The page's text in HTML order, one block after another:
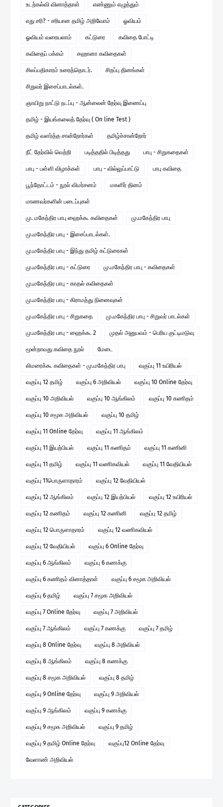
உடற்கல்வி வினாத்தாள் எண்ணும் எழுத்தும்
எது சரி? - சரியான தமிழ் அறிவோம் ஓவியம்
ஓவியம் வரையலாம் கட்டுரை கவிதை போட்டி
கவிதைப் பக்கம் சஹானா கவிதைகள்
சிலப்பதிகாரம் உரைத்தொடர். சிறப்பு தினங்கள்
சிறுவர் இசைப்பாடல்கள்.
ஞாயிறு நாட்டு நடப்பு - ஆன்லைன் தேர்வு இணைப்பு
தமிழ் - இயங்கலைத் தேர்வு ( On line Test )
தமிழ் வளர்த்த சான்றோர்கள் தமிழ்ச்சான்றோர்
நீட் தேர்வில் வெற்றி படித்ததில் பிடித்தது பாபு - சிறுகதைகள்
பாபு - பள்ளி விழாக்கள் பாபு - வில்லுப்பாட்டு பாபு கவிதை
பூந்தோட்டம் - நூல் விமர்சனம் மகளிர் தினம்
மாணவர்களின் படைப்புகள்
மு. மகேந்திர பாபு ஹைக்கூ கவிதைகள் மு.மகேந்திர பாபு
மு.மகேந்திர பாபு - இசைப்பாடல்கள்.
மு.மகேந்திர பாபு - இந்து தமிழ் கட்டுரைகள்
மு.மகேந்திர பாபு - கட்டுரை மு.மகேந்திர பாபு - கவிதைகள்
மு.மகேந்திர பாபு - காதல் கவிதைகள்
மு.மகேந்திர பாபு - கிராமத்து நினைவுகள்
மு.மகேந்திர பாபு - சிறுகதை மு.மகேந்திர பாபு - சிறுவர் பாடல்கள்
மு.மகேந்திர பாபு - ஹைக்கூ 2 முதல் அனுபவம் - பெரிய குட்டிமடுவு
மூன்றாவது கவிதை நூல் மேடை
லிமரைக்கூ கவிதைகள் - மு.மகேந்திர பாபு வகுப்பு 11 உயிரியல்
வகுப்பு 12 தமிழ் வகுப்பு 6 அறிவியல் வகுப்பு 10 Online தேர்வு
வகுப்பு 10 அறிவியல் வகுப்பு 10 ஆங்கிலம் வகுப்பு 10 கணிதம்
வகுப்பு 10 சமூக அறிவியல் வகுப்பு 10 தமிழ்
வகுப்பு 11 Online தேர்வு வகுப்பு 11 ஆங்கிலம்
வகுப்பு 11 இயற்பியல் வகுப்பு 11 கணிதம் வகுப்பு 11 கணினி
வகுப்பு 11 தமிழ் வகுப்பு 11 வணிகவியல் வகுப்பு 11 வேதியியல்
வகுப்பு 11பொருளாதாரம் வகுப்பு 12 வேதியியல்
வகுப்பு 12 ஆங்கிலம் வகுப்பு 12 இயற்பியல் வகுப்பு 12 உயிரியல்
வகுப்பு 12 கணிதம் வகுப்பு 12 கணினி வகுப்பு 12 தமிழ்
வகுப்பு 12 பொருளாதாரம் வகுப்பு 12 வணிகவியல்
வகுப்பு 12 வேதியியல் வகுப்பு 6 Online தேர்வு
வகுப்பு 6 ஆங்கிலம் வகுப்பு 6 கணக்கு
வகுப்பு 6 கணிதம் வினாத்தாள் வகுப்பு 6 சமூக அறிவியல்
வகுப்பு 6 தமிழ் வகுப்பு 7 சமூக அறிவியல்
வகுப்பு 7 Online தேர்வு வகுப்பு 7 அறிவியல்
வகுப்பு 7 ஆங்கிலம் வகுப்பு 7 கணக்கு வகுப்பு 7 தமிழ்
வகுப்பு 8 Online தேர்வு வகுப்பு 8 அறிவியல்
வகுப்பு 8 ஆங்கிலம் வகுப்பு 8 கணக்கு
வகுப்பு 8 சமூக அறிவியல் வகுப்பு 8 தமிழ்
வகுப்பு 9 Online தேர்வு வகுப்பு 9 அறிவியல்
வகுப்பு 9 ஆங்கிலம் வகுப்பு 9 கணக்கு
வகுப்பு 9 சமூக அறிவியல் வகுப்பு 9 தமிழ்
வகுப்பு 9 தமிழ் Online தேர்வு வகுப்பு12 Online தேர்வு
வேளாண் அறிவியல்